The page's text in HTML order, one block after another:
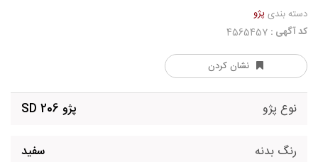
دسته بندیپژو
کد آگهی :
نشان کردن
نوع پژو پژو 206 SD
رنگ بدنه سفید